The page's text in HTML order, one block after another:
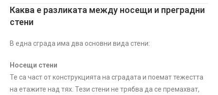
Каква е разликата между носещи и преградни
стени
В една сграда има два основни вида стени:
Носещи стени
Те са част от конструкцията на сградата и поемат тежестта
на етажите над тях. Тези стени не трябва да се премахват,